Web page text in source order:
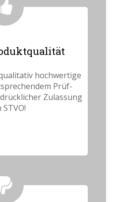
hochwertige
Prüf-
Zulassung
STVO!